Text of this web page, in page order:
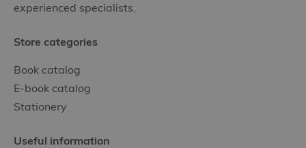
experienced specialists.
Store categories
Book catalog
E-book catalog
Stationery
Useful information